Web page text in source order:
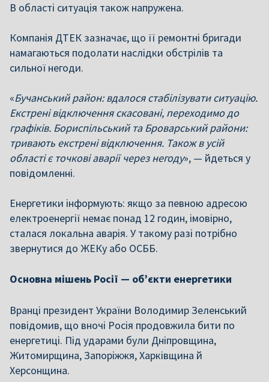
В області ситуація також напружена.
Компанія ДТЕК зазначає, що її ремонтні бригади
намагаються подолати наслідки обстрілів та
сильної негоди.
«Бучанський район: вдалося стабілізувати ситуацію.
Екстрені відключення скасовані, переходимо до
графіків. Бориспільський та Броварський райони:
тривають екстрені відключення. Також в усій
області є точкові аварії через негоду», — йдеться у
повідомленні.
Eнергетики інформують: якщо за певною адресою
електроенергії немає понад 12 годин, імовірно,
сталася локальна аварія. У такому разі потрібно
звернутися до ЖЕКу або ОСББ.
Основна мішень Росії — обʼєкти енергетики
Вранці президент України Володимир Зеленський
повідомив, що вночі Росія продовжила бити по
енергетиці. Під ударами були Дніпровщина,
Житомирщина, Запоріжжя, Харківщина й
Херсонщина.